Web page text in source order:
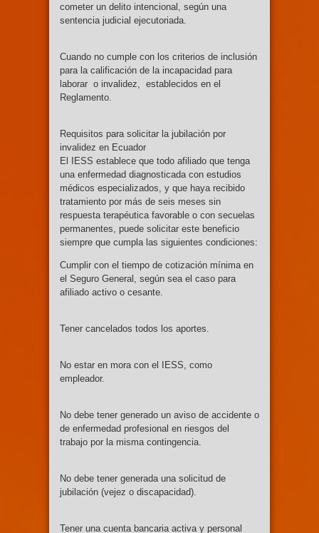
cometer un delito intencional, según una
sentencia judicial ejecutoriada.
Cuando no cumple con los criterios de inclusión
para la calificación de la incapacidad para
laborar o invalidez, establecidos en el
Reglamento.
Requisitos para solicitar la jubilación por
invalidez en Ecuador
El IESS establece que todo afiliado que tenga
una enfermedad diagnosticada con estudios
médicos especializados, y que haya recibido
tratamiento por más de seis meses sin
respuesta terapéutica favorable o con secuelas
permanentes, puede solicitar este beneficio
siempre que cumpla las siguientes condiciones:
Cumplir con el tiempo de cotización mínima en
el Seguro General, según sea el caso para
afiliado activo o cesante.
Tener cancelados todos los aportes.
No estar en mora con el IESS, como
empleador.
No debe tener generado un aviso de accidente o
de enfermedad profesional en riesgos del
trabajo por la misma contingencia.
No debe tener generada una solicitud de
jubilación (vejez o discapacidad).
Tener una cuenta bancaria activa y personal